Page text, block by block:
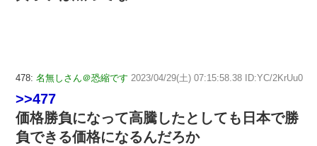
478: 名無しさん＠恐縮です 2023/04/29(土) 07:15:58.38 ID:YC/2KrUu0
>>477
価格勝負になって高騰したとしても日本で勝
負できる価格になるんだろか